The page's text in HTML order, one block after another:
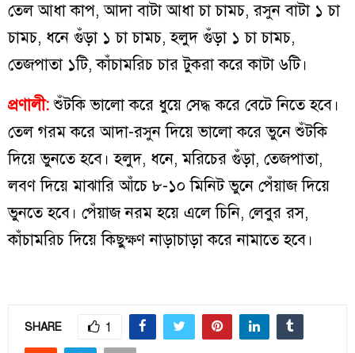
তেল আধা কাপ, আদা বাটা আধা চা চামচ, রসুন বাটা ১ চা
চামচ, ধনে গুঁড়া ১ চা চামচ, হলুদ গুঁড়া ১ চা চামচ,
তেজপাতা ১টি, কাঁচামরিচ চার টুকরা করে কাটা ৬টি।
প্রণালী: শুঁটকি ভালো করে ধুয়ে সেদ্ধ করে বেটে নিতে হবে।
তেল গরম করে আদা-রসুন দিয়ে ভালো করে ভুনে শুঁটকি
দিয়ে ভুনতে হবে। হলুদ, ধনে, মরিচের গুঁড়া, তেজপাতা,
লবণ দিয়ে মাঝারি আঁচে ৮-১০ মিনিট ভুনে পেঁয়াজ দিয়ে
ভুনতে হবে। পেঁয়াজ নরম হয়ে এলে চিনি, লেবুর রস,
কাঁচামরিচ দিয়ে কিছুক্ষণ নাড়াচাড়া করে নামাতে হবে।
SHARE 1